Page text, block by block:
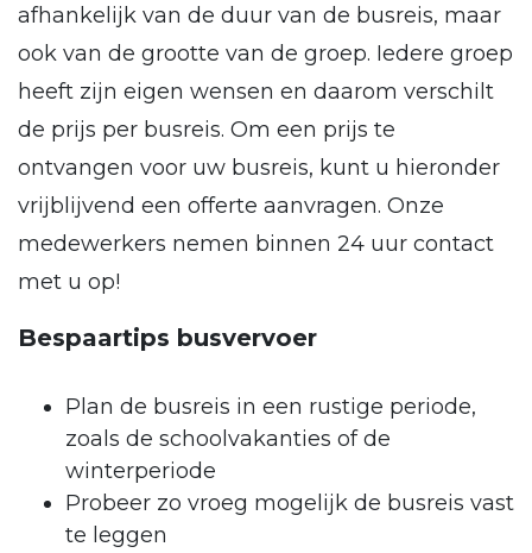
afhankelijk van de duur van de busreis, maar
ook van de grootte van de groep. Iedere groep
heeft zijn eigen wensen en daarom verschilt
de prijs per busreis. Om een prijs te
ontvangen voor uw busreis, kunt u hieronder
vrijblijvend een offerte aanvragen. Onze
medewerkers nemen binnen 24 uur contact
met u op!
Bespaartips busvervoer
Plan de busreis in een rustige periode,
zoals de schoolvakanties of de
winterperiode
Probeer zo vroeg mogelijk de busreis vast
te leggen